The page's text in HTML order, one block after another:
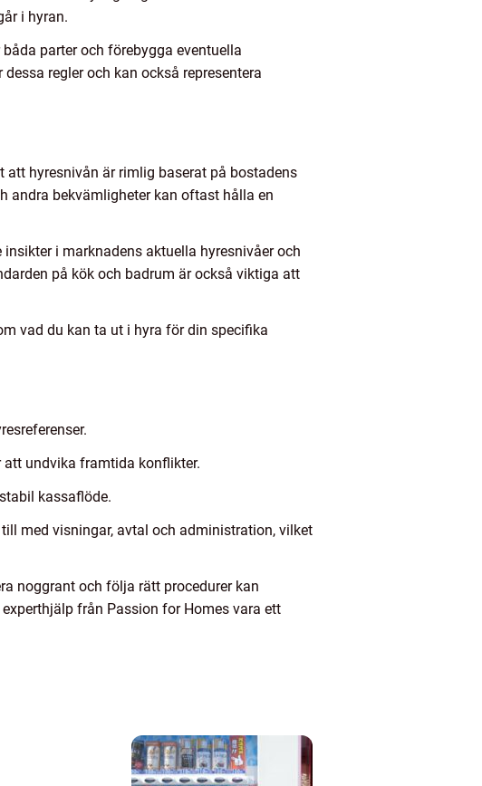
i hyran.
parter och förebygga eventuella
regler och kan också representera
att hyresnivån är rimlig baserat på bostadens
andra bekvämligheter kan oftast hålla en
i marknadens aktuella hyresnivåer och
på kök och badrum är också viktiga att
vad du kan ta ut i hyra för din specifika
att undvika framtida konflikter.
kassaflöde.
med visningar, avtal och administration, vilket
noggrant och följa rätt procedurer kan
från Passion for Homes vara ett